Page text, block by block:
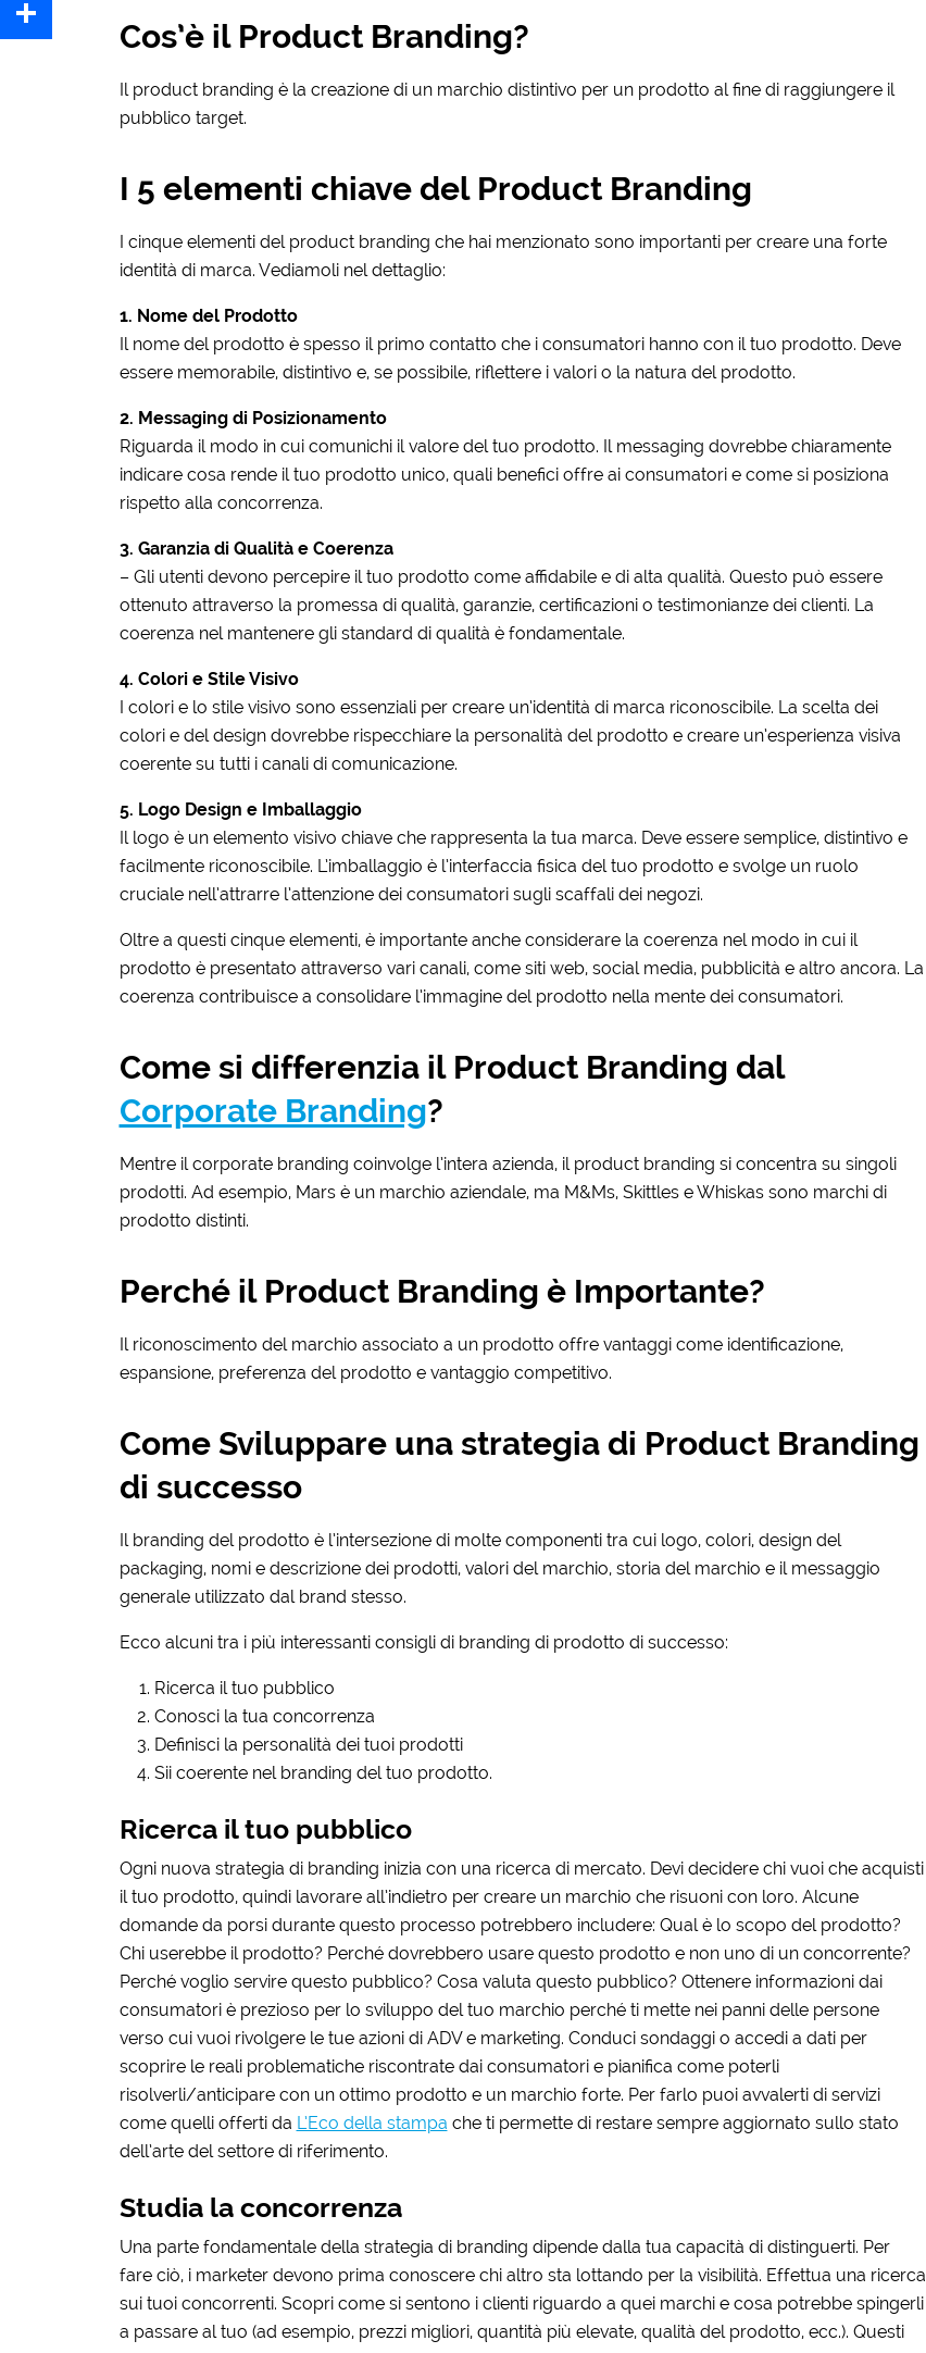
Email
Cos’è il Product Branding?
Il product branding è la creazione di un marchio distintivo per un prodotto al fine di raggiungere il
pubblico target.
I 5 elementi chiave del Product Branding
I cinque elementi del product branding che hai menzionato sono importanti per creare una forte
identità di marca. Vediamoli nel dettaglio:
1. Nome del Prodotto
Il nome del prodotto è spesso il primo contatto che i consumatori hanno con il tuo prodotto. Deve
essere memorabile, distintivo e, se possibile, riflettere i valori o la natura del prodotto.
2. Messaging di Posizionamento
Riguarda il modo in cui comunichi il valore del tuo prodotto. Il messaging dovrebbe chiaramente
indicare cosa rende il tuo prodotto unico, quali benefici offre ai consumatori e come si posiziona
rispetto alla concorrenza.
3. Garanzia di Qualità e Coerenza
– Gli utenti devono percepire il tuo prodotto come affidabile e di alta qualità. Questo può essere
ottenuto attraverso la promessa di qualità, garanzie, certificazioni o testimonianze dei clienti. La
coerenza nel mantenere gli standard di qualità è fondamentale.
4. Colori e Stile Visivo
I colori e lo stile visivo sono essenziali per creare un’identità di marca riconoscibile. La scelta dei
colori e del design dovrebbe rispecchiare la personalità del prodotto e creare un’esperienza visiva
coerente su tutti i canali di comunicazione.
5. Logo Design e Imballaggio
Il logo è un elemento visivo chiave che rappresenta la tua marca. Deve essere semplice, distintivo e
facilmente riconoscibile. L’imballaggio è l’interfaccia fisica del tuo prodotto e svolge un ruolo
cruciale nell’attrarre l’attenzione dei consumatori sugli scaffali dei negozi.
Oltre a questi cinque elementi, è importante anche considerare la coerenza nel modo in cui il
prodotto è presentato attraverso vari canali, come siti web, social media, pubblicità e altro ancora. La
coerenza contribuisce a consolidare l’immagine del prodotto nella mente dei consumatori.
Come si differenzia il Product Branding dal
Corporate Branding?
Mentre il corporate branding coinvolge l’intera azienda, il product branding si concentra su singoli
prodotti. Ad esempio, Mars è un marchio aziendale, ma M&Ms, Skittles e Whiskas sono marchi di
prodotto distinti.
Perché il Product Branding è Importante?
Il riconoscimento del marchio associato a un prodotto offre vantaggi come identificazione,
espansione, preferenza del prodotto e vantaggio competitivo.
Come Sviluppare una strategia di Product Branding
di successo
Il branding del prodotto è l’intersezione di molte componenti tra cui logo, colori, design del
packaging, nomi e descrizione dei prodotti, valori del marchio, storia del marchio e il messaggio
generale utilizzato dal brand stesso.
Ecco alcuni tra i più interessanti consigli di branding di prodotto di successo:
Ricerca il tuo pubblico
Conosci la tua concorrenza
Definisci la personalità dei tuoi prodotti
Sii coerente nel branding del tuo prodotto.
Ricerca il tuo pubblico
Ogni nuova strategia di branding inizia con una ricerca di mercato. Devi decidere chi vuoi che acquisti
il tuo prodotto, quindi lavorare all’indietro per creare un marchio che risuoni con loro. Alcune
domande da porsi durante questo processo potrebbero includere: Qual è lo scopo del prodotto?
Chi userebbe il prodotto? Perché dovrebbero usare questo prodotto e non uno di un concorrente?
Perché voglio servire questo pubblico? Cosa valuta questo pubblico? Ottenere informazioni dai
consumatori è prezioso per lo sviluppo del tuo marchio perché ti mette nei panni delle persone
verso cui vuoi rivolgere le tue azioni di ADV e marketing. Conduci sondaggi o accedi a dati per
scoprire le reali problematiche riscontrate dai consumatori e pianifica come poterli
risolverli/anticipare con un ottimo prodotto e un marchio forte. Per farlo puoi avvalerti di servizi
come quelli offerti da L’Eco della stampa che ti permette di restare sempre aggiornato sullo stato
dell’arte del settore di riferimento.
Studia la concorrenza
Una parte fondamentale della strategia di branding dipende dalla tua capacità di distinguerti. Per
fare ciò, i marketer devono prima conoscere chi altro sta lottando per la visibilità. Effettua una ricerca
sui tuoi concorrenti. Scopri come si sentono i clienti riguardo a quei marchi e cosa potrebbe spingerli
a passare al tuo (ad esempio, prezzi migliori, quantità più elevate, qualità del prodotto, ecc.). Questi